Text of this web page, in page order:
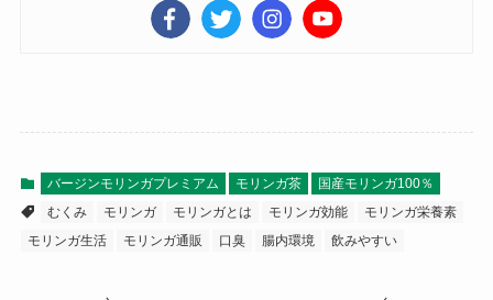
バージンモリンガプレミアム モリンガ茶
国産モリンガ100％
むくみ
モリンガ モリンガとは モリンガ効能
モリンガ栄養素
モリンガ生活
モリンガ通販 口臭 腸内環境 飲みやすい